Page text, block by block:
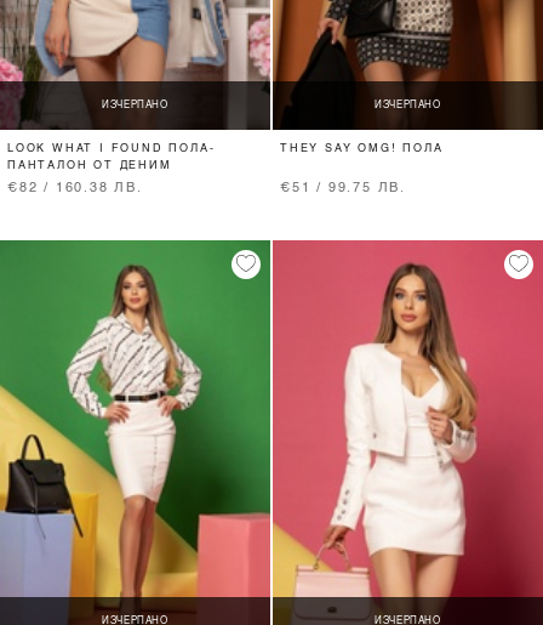
ИЗЧЕРПАНО
LOOK WHAT I FOUND ПОЛА-
ПАНТАЛОН ОТ ДЕНИМ
€82 / 160.38 ЛВ.
ИЗЧЕРПАНО
THEY SAY OMG! ПОЛА
€51 / 99.75 ЛВ.
ИЗЧЕРПАНО ИЗЧЕРПАНО